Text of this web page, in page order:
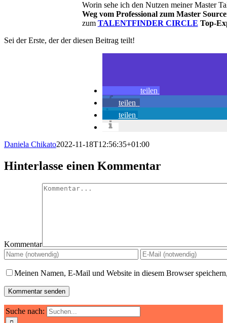
Worin sehe ich den Nutzen meiner Master
Weg vom Professional zum Master
zum TALENTFINDER CIRCLE Top-
Sei der Erste, der der diesen Beitrag teilt!
teilen
teilen
teilen
Daniela Chikato2022-11-18T12:56:35+01:00
Hinterlasse einen Kommentar
Kommentar
Meinen Namen, E-Mail und Website in diesem Browser
Suche nach: